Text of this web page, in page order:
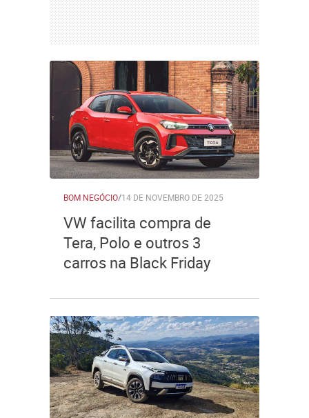
BOM NEGÓCIO/14 DE NOVEMBRO DE 2025
VW facilita compra de
Tera, Polo e outros 3
carros na Black Friday